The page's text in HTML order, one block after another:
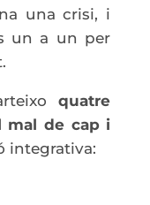
una crisi, i
un a un per
quatre
mal de cap i
integrativa: